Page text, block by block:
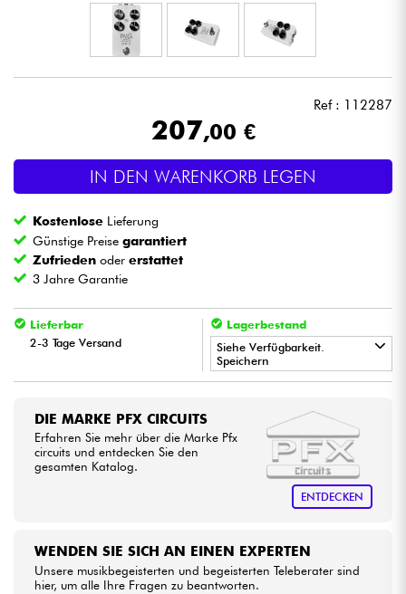
Licht
Blasinstrumente
Kinder
HiFi
Ref : 112287
207,00 €
IN DEN WARENKORB LEGEN
Kostenlose Lieferung
Günstige Preisegarantiert
Zufrieden odererstattet
3 Jahre Garantie
Lieferbar
2-3 Tage Versand
Lagerbestand
Siehe Verfügbarkeit.
Speichern
DIE MARKE PFX CIRCUITS
Erfahren Sie mehr über die Marke Pfx
circuits und entdecken Sie den
gesamten Katalog.
ENTDECKEN
WENDEN SIE SICH AN EINEN EXPERTEN
Unsere musikbegeisterten und begeisterten Teleberater sind
hier, um alle Ihre Fragen zu beantworten.